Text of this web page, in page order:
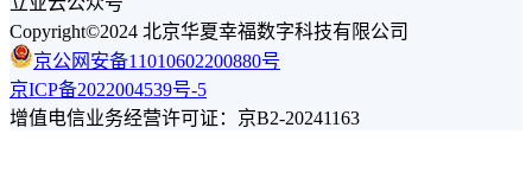
Copyright©2024 北京华夏幸福数字科技有限公司
京公网安备11010602200880号
京ICP备2022004539号-5
增值电信业务经营许可证：京B2-20241163